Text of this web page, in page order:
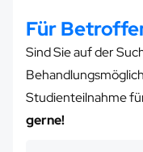
Für
Sind Sie auf der
Studienteilnahme
gerne!